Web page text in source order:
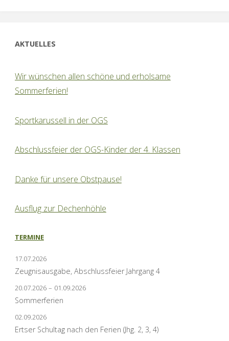
AKTUELLES
Wir wünschen allen schöne und erholsame
Sommerferien!
Sportkarussell in der OGS
Abschlussfeier der OGS-Kinder der 4. Klassen
Danke für unsere Obstpause!
Ausflug zur Dechenhöhle
TERMINE
17.07.2026
Zeugnisausgabe, Abschlussfeier Jahrgang 4
20.07.2026 – 01.09.2026
Sommerferien
02.09.2026
Ertser Schultag nach den Ferien (Jhg. 2, 3, 4)